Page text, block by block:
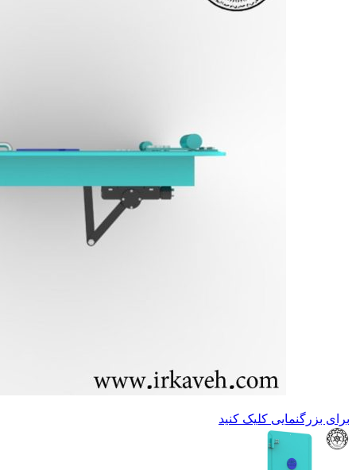
برای بزرگنمایی کلیک کنید